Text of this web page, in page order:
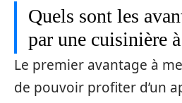
Quels sont les
par une cuisinière
Le premier avantage à
de pouvoir profiter d’un